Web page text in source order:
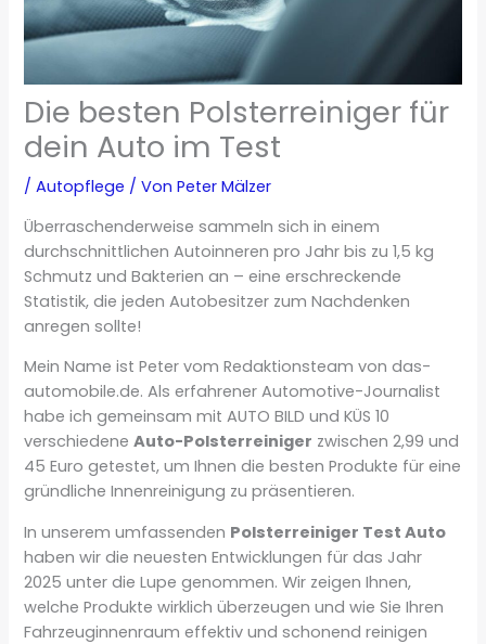
Die besten Polsterreiniger für
dein Auto im Test
/Autopflege / VonPeter Mälzer
Überraschenderweise sammeln sich in einem
durchschnittlichen Autoinneren pro Jahr bis zu 1,5 kg
Schmutz und Bakterien an – eine erschreckende
Statistik, die jeden Autobesitzer zum Nachdenken
anregen sollte!
Mein Name ist Peter vom Redaktionsteam von das-
automobile.de. Als erfahrener Automotive-Journalist
habe ich gemeinsam mit AUTO BILD und KÜS 10
verschiedeneAuto-Polsterreiniger zwischen 2,99 und
45 Euro getestet, um Ihnen die besten Produkte für eine
gründliche Innenreinigung zu präsentieren.
In unserem umfassenden Polsterreiniger Test Auto
haben wir die neuesten Entwicklungen für das Jahr
2025 unter die Lupe genommen. Wir zeigen Ihnen,
welche Produkte wirklich überzeugen und wie Sie Ihren
Fahrzeuginnenraum effektiv und schonend reinigen